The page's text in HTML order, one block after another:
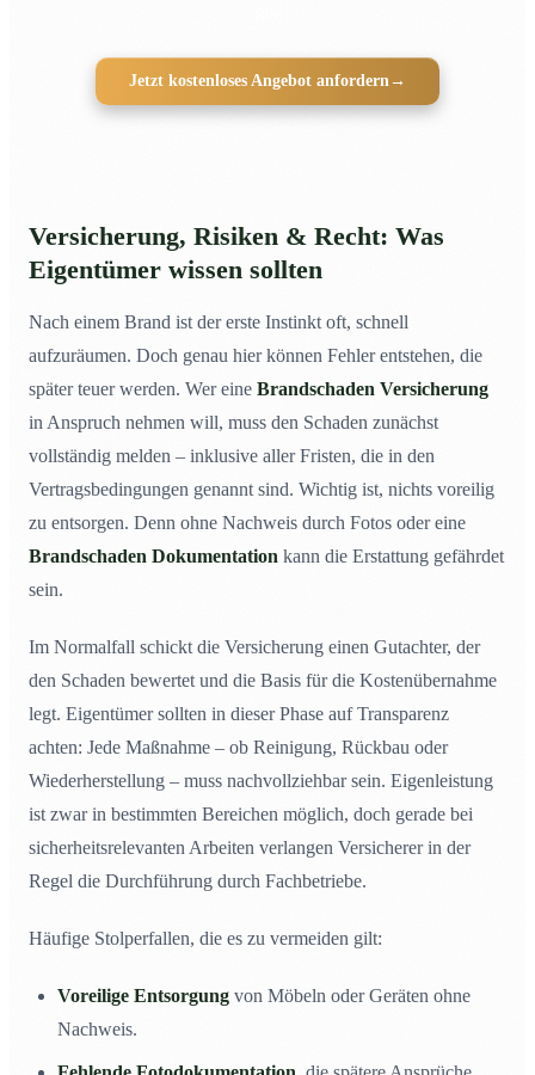
Jetzt kostenloses Angebot anfordern→
Versicherung, Risiken & Recht: Was
Eigentümer wissen sollten
Nach einem Brand ist der erste Instinkt oft, schnell
aufzuräumen. Doch genau hier können Fehler entstehen, die
später teuer werden. Wer eine Brandschaden Versicherung
in Anspruch nehmen will, muss den Schaden zunächst
vollständig melden – inklusive aller Fristen, die in den
Vertragsbedingungen genannt sind. Wichtig ist, nichts voreilig
zu entsorgen. Denn ohne Nachweis durch Fotos oder eine
Brandschaden Dokumentation kann die Erstattung gefährdet
sein.
Im Normalfall schickt die Versicherung einen Gutachter, der
den Schaden bewertet und die Basis für die Kostenübernahme
legt. Eigentümer sollten in dieser Phase auf Transparenz
achten: Jede Maßnahme – ob Reinigung, Rückbau oder
Wiederherstellung – muss nachvollziehbar sein. Eigenleistung
ist zwar in bestimmten Bereichen möglich, doch gerade bei
sicherheitsrelevanten Arbeiten verlangen Versicherer in der
Regel die Durchführung durch Fachbetriebe.
Häufige Stolperfallen, die es zu vermeiden gilt:
Voreilige Entsorgung von Möbeln oder Geräten ohne
Nachweis.